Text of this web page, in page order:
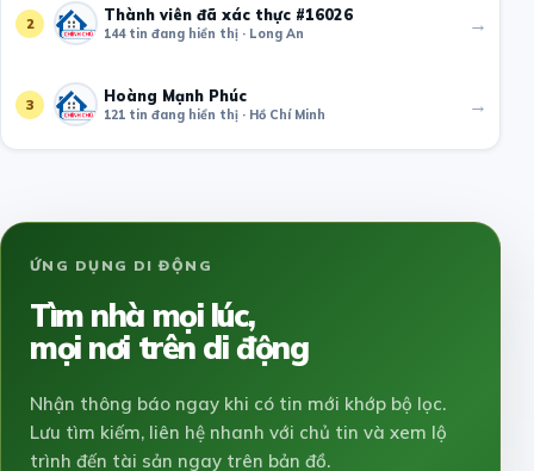
2 Thành viên đã xác thực #16026
144 tin đang hiển thị · Long An →
3 Hoàng Mạnh Phúc
121 tin đang hiển thị · Hồ Chí Minh →
ỨNG DỤNG DI ĐỘNG
Tìm nhà mọi lúc,
mọi nơi trên di động
Nhận thông báo ngay khi có tin mới khớp bộ lọc.
Lưu tìm kiếm, liên hệ nhanh với chủ tin và xem lộ
trình đến tài sản ngay trên bản đồ.